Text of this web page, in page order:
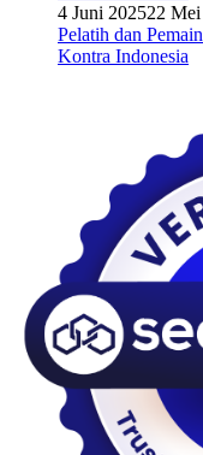
4 Juni 202522
Pelatih dan
Kontra Indonesia